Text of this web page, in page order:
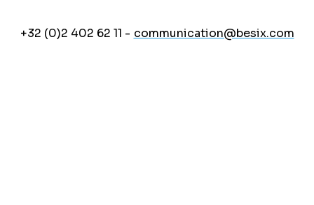
+32 (0)2 402 62 11 - communication@besix.com